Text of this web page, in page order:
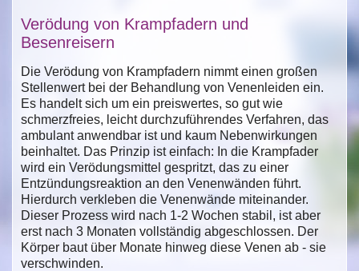
Verödung von Krampfadern und
Besenreisern
Die Verödung von Krampfadern nimmt einen großen
Stellenwert bei der Behandlung von Venenleiden ein.
Es handelt sich um ein preiswertes, so gut wie
schmerzfreies, leicht durchzuführendes Verfahren, das
ambulant anwendbar ist und kaum Nebenwirkungen
beinhaltet. Das Prinzip ist einfach: In die Krampfader
wird ein Verödungsmittel gespritzt, das zu einer
Entzündungsreaktion an den Venenwänden führt.
Hierdurch verkleben die Venenwände miteinander.
Dieser Prozess wird nach 1-2 Wochen stabil, ist aber
erst nach 3 Monaten vollständig abgeschlossen. Der
Körper baut über Monate hinweg diese Venen ab - sie
verschwinden.